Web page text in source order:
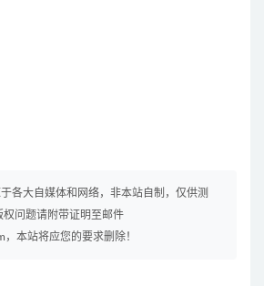
各大自媒体和网络，非本站自制，仅供测
权问题请附带证明至邮件
本站将应您的要求删除！